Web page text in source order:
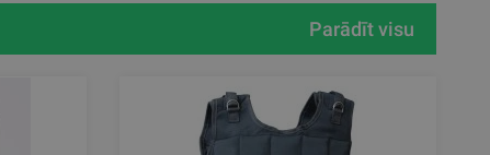
Parādīt visu